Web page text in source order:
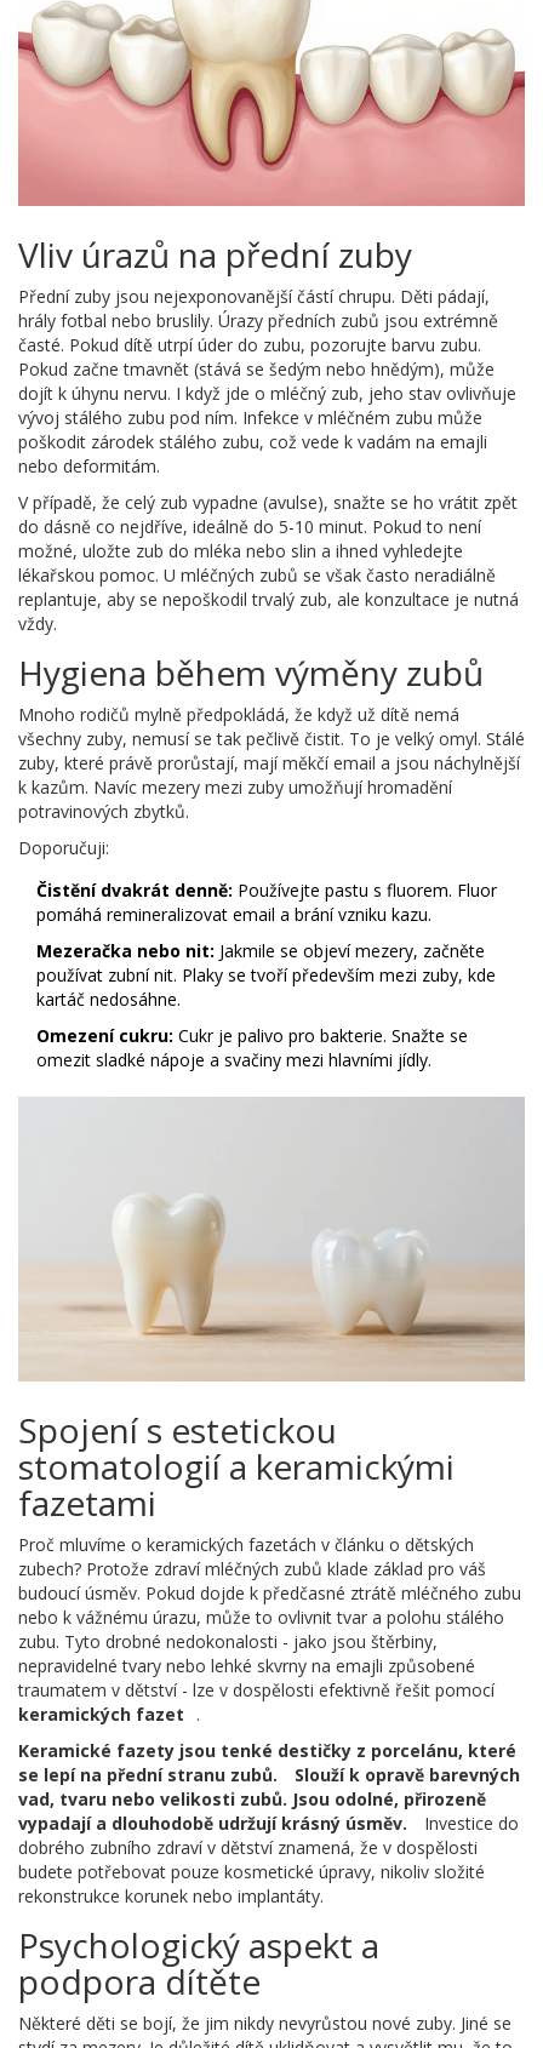
Vliv úrazů na přední zuby
Přední zuby jsou nejexponovanější částí chrupu. Děti pádají,
hrály fotbal nebo bruslily. Úrazy předních zubů jsou extrémně
časté. Pokud dítě utrpí úder do zubu, pozorujte barvu zubu.
Pokud začne tmavnět (stává se šedým nebo hnědým), může
dojít k úhynu nervu. I když jde o mléčný zub, jeho stav ovlivňuje
vývoj stálého zubu pod ním. Infekce v mléčném zubu může
poškodit zárodek stálého zubu, což vede k vadám na emajli
nebo deformitám.
V případě, že celý zub vypadne (avulse), snažte se ho vrátit zpět
do dásně co nejdříve, ideálně do 5-10 minut. Pokud to není
možné, uložte zub do mléka nebo slin a ihned vyhledejte
lékařskou pomoc. U mléčných zubů se však často neradiálně
replantuje, aby se nepoškodil trvalý zub, ale konzultace je nutná
vždy.
Hygiena během výměny zubů
Mnoho rodičů mylně předpokládá, že když už dítě nemá
všechny zuby, nemusí se tak pečlivě čistit. To je velký omyl. Stálé
zuby, které právě prorůstají, mají měkčí email a jsou náchylnější
k kazům. Navíc mezery mezi zuby umožňují hromadění
potravinových zbytků.
Doporučuji:
Čistění dvakrát denně: Používejte pastu s fluorem. Fluor
pomáhá remineralizovat email a brání vzniku kazu.
Mezeračka nebo nit: Jakmile se objeví mezery, začněte
používat zubní nit. Plaky se tvoří především mezi zuby, kde
kartáč nedosáhne.
Omezení cukru: Cukr je palivo pro bakterie. Snažte se
omezit sladké nápoje a svačiny mezi hlavními jídly.
Spojení s estetickou
stomatologií a keramickými
fazetami
Proč mluvíme o keramických fazetách v článku o dětských
zubech? Protože zdraví mléčných zubů klade základ pro váš
budoucí úsměv. Pokud dojde k předčasné ztrátě mléčného zubu
nebo k vážnému úrazu, může to ovlivnit tvar a polohu stálého
zubu. Tyto drobné nedokonalosti - jako jsou štěrbiny,
nepravidelné tvary nebo lehké skvrny na emajli způsobené
traumatem v dětství - lze v dospělosti efektivně řešit pomocí
keramických fazet
.
Keramické fazety jsou tenké destičky z porcelánu, které
se lepí na přední stranu zubů.
Slouží k opravě barevných
vad, tvaru nebo velikosti zubů. Jsou odolné, přirozeně
vypadají a dlouhodobě udržují krásný úsměv.
Investice do
dobrého zubního zdraví v dětství znamená, že v dospělosti
budete potřebovat pouze kosmetické úpravy, nikoliv složité
rekonstrukce korunek nebo implantáty.
Psychologický aspekt a
podpora dítěte
Některé děti se bojí, že jim nikdy nevyrůstou nové zuby. Jiné se